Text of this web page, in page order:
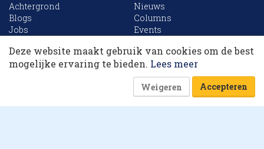
Achtergrond
Nieuws
Blogs
Columns
Jobs
Events
Archief
Sitemap
Website is powered by
Deze website maakt gebruik van cookies om de best
mogelijke ervaring te bieden. Lees meer
Weigeren Accepteren
10 collega’s
Korting op events